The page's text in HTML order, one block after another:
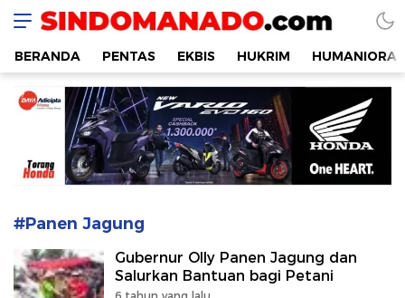
SINDOMANADO
Informatif dan Edukatif
BERANDA PENTAS EKBIS HUKRIM HUMANIORA
#Panen Jagung
Gubernur Olly Panen Jagung dan
Salurkan Bantuan bagi Petani